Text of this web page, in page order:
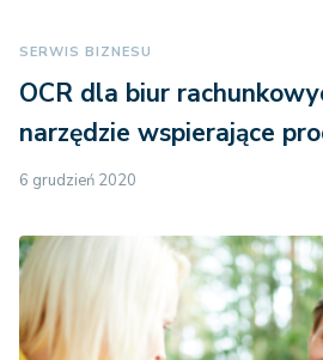
SERWIS BIZNESU
OCR dla biur
narzędzie wspierające
6 grudzień 2020